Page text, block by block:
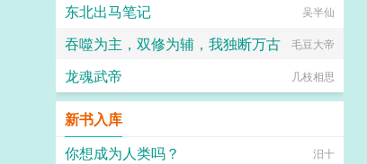
东北出马笔记 吴半仙
吞噬为主，双修为辅，我独断万古 毛豆大帝
龙魂武帝 几枝相思
新书入库
你想成为人类吗？
汨十